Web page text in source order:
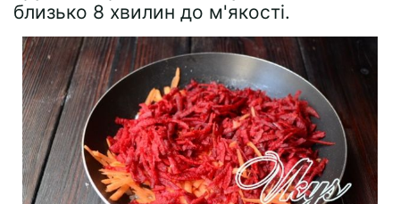
близько 8 хвилин до м'якості.